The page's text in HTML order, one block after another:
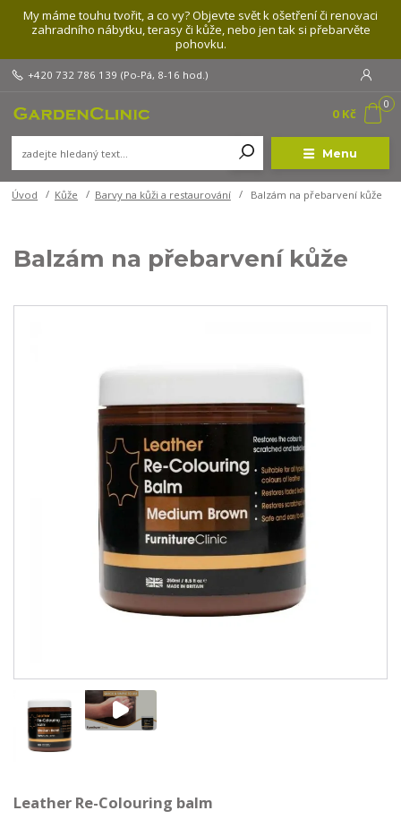
My máme touhu tvořit, a co vy? Objevte svět k ošetření či renovaci
zahradního nábytku, terasy či kůže, nebo jen tak si přebarvěte
pohovku.
Menu
+420 732 786 139 (Po-Pá, 8-16 hod.)
0
0 Kč
Úvod Kůže Barvy na kůži a restaurování Balzám na přebarvení kůže
Balzám na přebarvení kůže
Leather Re-Colouring balm